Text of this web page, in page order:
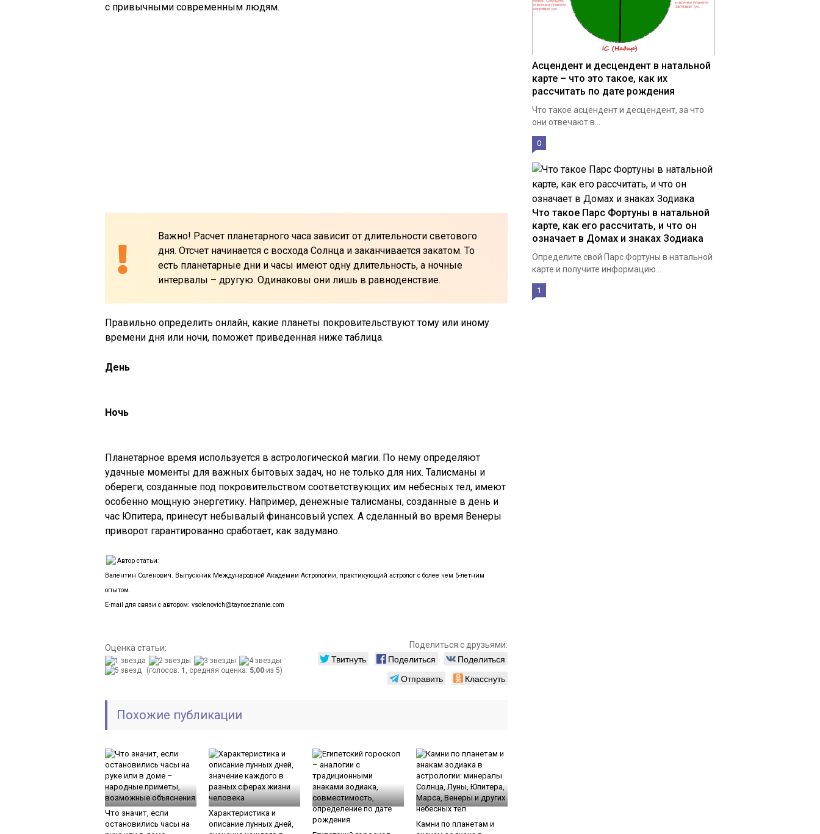
с привычными современным людям.
Важно! Расчет планетарного часа зависит от длительности светового
дня. Отсчет начинается с восхода Солнца и заканчивается закатом. То
есть планетарные дни и часы имеют одну длительность, а ночные
интервалы – другую. Одинаковы они лишь в равноденствие.
Правильно определить онлайн, какие планеты покровительствуют тому или иному
времени дня или ночи, поможет приведенная ниже таблица.
День
Ночь
Планетарное время используется в астрологической магии. По нему определяют
удачные моменты для важных бытовых задач, но не только для них. Талисманы и
обереги, созданные под покровительством соответствующих им небесных тел, имеют
особенно мощную энергетику. Например, денежные талисманы, созданные в день и
час Юпитера, принесут небывалый финансовый успех. А сделанный во время Венеры
приворот гарантированно сработает, как задумано.
Автор статьи:
Валентин Соленович. Выпускник Международной Академии Астрологии, практикующий астролог с более чем 5-летним
опытом.
E-mail для связи с автором: vsolenovich@taynoeznanie.com
Оценка статьи:
(голосов: 1 , средняя оценка: 5,00 из 5)
Поделиться с друзьями:
Твитнуть Поделиться
Поделиться
Отправить
Класснуть
Похожие публикации
Что значит, если
остановились часы на
Характеристика и
описание лунных дней,
Камни по планетам и
Асцендент и десцендент в натальной
карте – что это такое, как их
рассчитать по дате рождения
Что такое асцендент и десцендент, за что
они отвечают в...
0
Что такое Парс Фортуны в натальной
карте, как его расcчитать, и что он
означает в Домах и знаках Зодиака
Определите свой Парс Фортуны в натальной
карте и получите информацию...
1